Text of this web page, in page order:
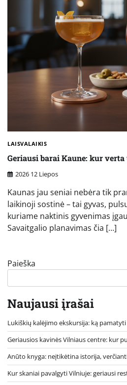
LAISVALAIKIS
Geriausi barai Kaune: kur
2026 12 Liepos
Kaunas jau seniai nebėra tik
laikinoji sostinė – tai gyvas,
kuriame naktinis gyvenimas
Savaitgalio planavimas čia […]
Paieška
Naujausi įrašai
Lukiškių kalėjimo ekskursija: ką
Geriausios kavinės Vilniaus centre: kur
Anūto knyga: neįtikėtina istorija,
Kur skaniai pavalgyti Vilniuje: geriausi